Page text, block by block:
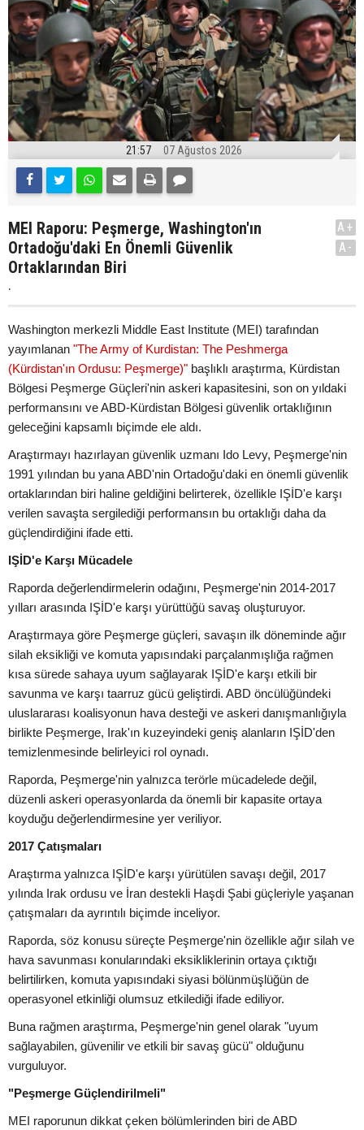
21:57 07 Ağustos 2026
MEI Raporu: Peşmerge, Washington'ın
Ortadoğu'daki En Önemli Güvenlik
Ortaklarından Biri
.
A+
A-
Washington merkezli Middle East Institute (MEI) tarafından
yayımlanan "The Army of Kurdistan: The Peshmerga
(Kürdistan'ın Ordusu: Peşmerge)" başlıklı araştırma, Kürdistan
Bölgesi Peşmerge Güçleri'nin askeri kapasitesini, son on yıldaki
performansını ve ABD-Kürdistan Bölgesi güvenlik ortaklığının
geleceğini kapsamlı biçimde ele aldı.
Araştırmayı hazırlayan güvenlik uzmanı Ido Levy, Peşmerge'nin
1991 yılından bu yana ABD'nin Ortadoğu'daki en önemli güvenlik
ortaklarından biri haline geldiğini belirterek, özellikle IŞİD'e karşı
verilen savaşta sergilediği performansın bu ortaklığı daha da
güçlendirdiğini ifade etti.
IŞİD'e Karşı Mücadele
Raporda değerlendirmelerin odağını, Peşmerge'nin 2014-2017
yılları arasında IŞİD'e karşı yürüttüğü savaş oluşturuyor.
Araştırmaya göre Peşmerge güçleri, savaşın ilk döneminde ağır
silah eksikliği ve komuta yapısındaki parçalanmışlığa rağmen
kısa sürede sahaya uyum sağlayarak IŞİD'e karşı etkili bir
savunma ve karşı taarruz gücü geliştirdi. ABD öncülüğündeki
uluslararası koalisyonun hava desteği ve askeri danışmanlığıyla
birlikte Peşmerge, Irak'ın kuzeyindeki geniş alanların IŞİD'den
temizlenmesinde belirleyici rol oynadı.
Raporda, Peşmerge'nin yalnızca terörle mücadelede değil,
düzenli askeri operasyonlarda da önemli bir kapasite ortaya
koyduğu değerlendirmesine yer veriliyor.
2017 Çatışmaları
Araştırma yalnızca IŞİD'e karşı yürütülen savaşı değil, 2017
yılında Irak ordusu ve İran destekli Haşdi Şabi güçleriyle yaşanan
çatışmaları da ayrıntılı biçimde inceliyor.
Raporda, söz konusu süreçte Peşmerge'nin özellikle ağır silah ve
hava savunması konularındaki eksikliklerinin ortaya çıktığı
belirtilirken, komuta yapısındaki siyasi bölünmüşlüğün de
operasyonel etkinliği olumsuz etkilediği ifade ediliyor.
Buna rağmen araştırma, Peşmerge'nin genel olarak "uyum
sağlayabilen, güvenilir ve etkili bir savaş gücü" olduğunu
vurguluyor.
"Peşmerge Güçlendirilmeli"
MEI raporunun dikkat çeken bölümlerinden biri de ABD